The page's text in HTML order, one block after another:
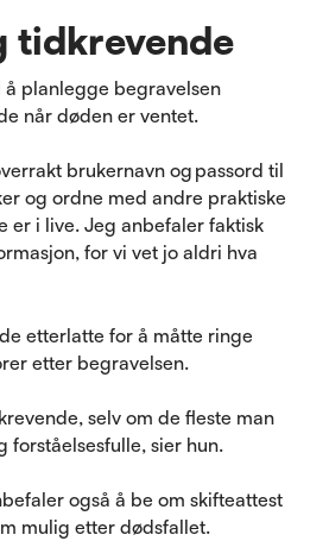
tidkrevende
planlegge begravelsen
når døden er ventet.
brukernavn og passord til
og ordne med andre praktiske
er i live. Jeg anbefaler faktisk
for vi vet jo aldri hva
etterlatte for å måtte ringe
etter begravelsen.
selv om de fleste man
forståelsesfulle, sier hun.
også å be om skifteattest
mulig etter dødsfallet.